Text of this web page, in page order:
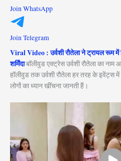
Join WhatsApp
Join Telegram
Viral Video : उर्वशी रौतेला ने ट्रायल रूम में
शर्मिंदाबॉलीवुड एक्ट्रेस उर्वशी रौतेला का
हॉलीवुड तक उर्वशी रौतेला हर तरह के इवेंट्स
लोगों का ध्यान खींचना जानती हैं।